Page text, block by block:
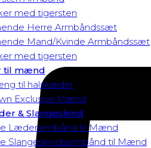
med tigersten
Herre Armbåndssæt
Mand/Kvinde Armbåndssæt
med tigersten
til mænd
til halskæder
Exclusive Mænd
& Slangeskind
Læderarmbånd til Mænd
Slangeskindsarmbånd til Mænd